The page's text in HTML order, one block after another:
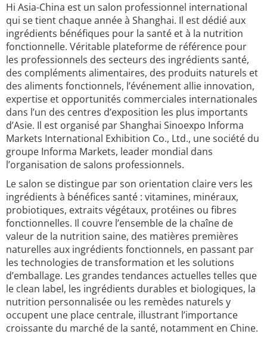
Hi Asia-China est un salon professionnel international
qui se tient chaque année à Shanghai. Il est dédié aux
ingrédients bénéfiques pour la santé et à la nutrition
fonctionnelle. Véritable plateforme de référence pour
les professionnels des secteurs des ingrédients santé,
des compléments alimentaires, des produits naturels et
des aliments fonctionnels, l’événement allie innovation,
expertise et opportunités commerciales internationales
dans l’un des centres d’exposition les plus importants
d’Asie. Il est organisé par Shanghai Sinoexpo Informa
Markets International Exhibition Co., Ltd., une société du
groupe Informa Markets, leader mondial dans
l’organisation de salons professionnels.
Le salon se distingue par son orientation claire vers les
ingrédients à bénéfices santé : vitamines, minéraux,
probiotiques, extraits végétaux, protéines ou fibres
fonctionnelles. Il couvre l’ensemble de la chaîne de
valeur de la nutrition saine, des matières premières
naturelles aux ingrédients fonctionnels, en passant par
les technologies de transformation et les solutions
d’emballage. Les grandes tendances actuelles telles que
le clean label, les ingrédients durables et biologiques, la
nutrition personnalisée ou les remèdes naturels y
occupent une place centrale, illustrant l’importance
croissante du marché de la santé, notamment en Chine.